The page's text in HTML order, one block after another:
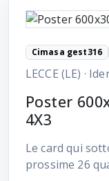
Cimasa gest316
LECCE (LE) ·
Poster
4X3
Le card qui
prossime 26